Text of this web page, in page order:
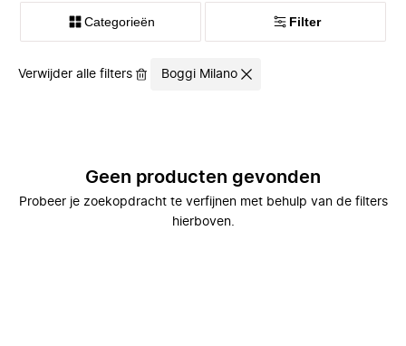
Categorieën Filter
Verwijder alle filters Boggi Milano
Geen producten gevonden
Probeer je zoekopdracht te verfijnen met behulp van de filters
hierboven.